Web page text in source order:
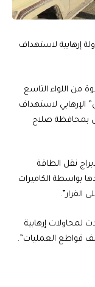
إرهابية لاستهداف
من اللواء التاسع
لاستهداف
بمحافظة صلاح
نقل الطاقة
بواسطة الكاميرات
الفرار”.
لمحاولات إرهابية
قواطع العمليات”.